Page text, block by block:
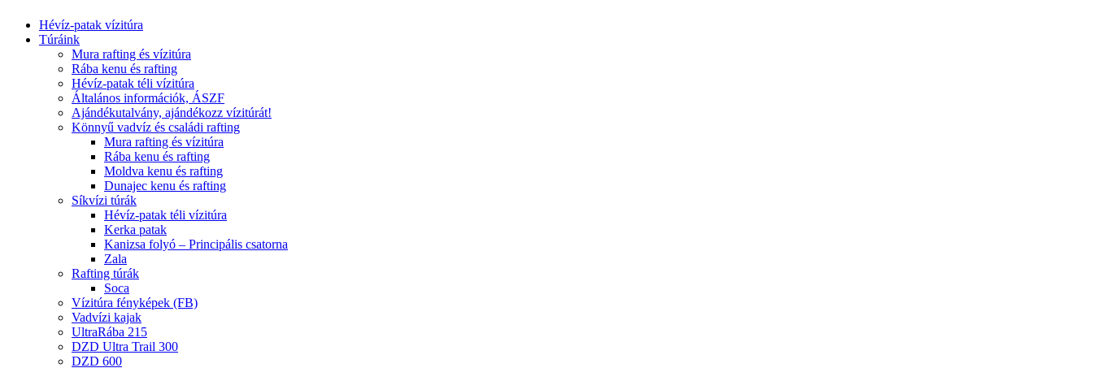
Hévíz-patak vízitúra
Túráink
Mura rafting és vízitúra
Rába kenu és rafting
Hévíz-patak téli vízitúra
Általános információk, ÁSZF
Ajándékutalvány, ajándékozz vízitúrát!
Könnyű vadvíz és családi rafting
Mura rafting és vízitúra
Rába kenu és rafting
Moldva kenu és rafting
Dunajec kenu és rafting
Síkvízi túrák
Hévíz-patak téli vízitúra
Kerka patak
Kanizsa folyó – Principális csatorna
Zala
Rafting túrák
Soca
Vízitúra fényképek (FB)
Vadvízi kajak
UltraRába 215
DZD Ultra Trail 300
DZD 600